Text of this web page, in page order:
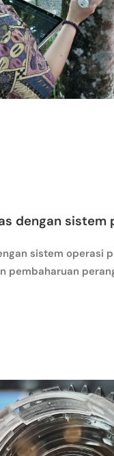
dengan sistem
sistem operasi
pembaharuan